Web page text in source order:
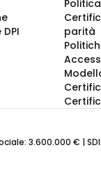
parità
3.600.000 € |